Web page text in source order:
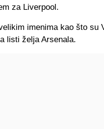
za Liverpool.
imenima kao što su
listi želja Arsenala.